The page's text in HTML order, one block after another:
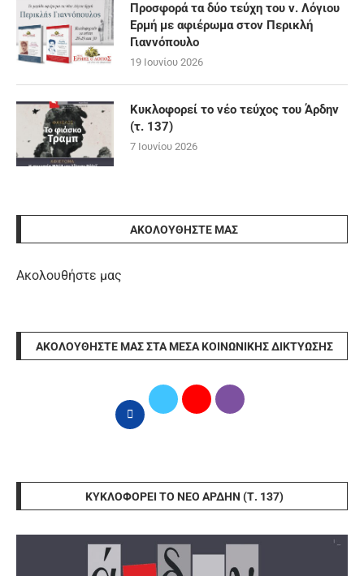
Προσφορά τα δύο τεύχη του ν. Λόγιου
Ερμή με αφιέρωμα στον Περικλή
Γιαννόπουλο
19 Ιουνίου 2026
Κυκλοφορεί το νέο τεύχος του Άρδην
(τ. 137)
7 Ιουνίου 2026
ΑΚΟΛΟΥΘΉΣΤΕ ΜΑΣ
Ακολουθήστε μας
ΑΚΟΛΟΥΘΉΣΤΕ ΜΑΣ ΣΤΑ ΜΈΣΑ ΚΟΙΝΩΝΙΚΉΣ ΔΙΚΤΎΩΣΗΣ
ΚΥΚΛΟΦΟΡΕΊ ΤΟ ΝΈΟ ΆΡΔΗΝ (Τ. 137)